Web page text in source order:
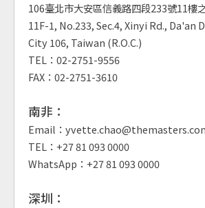
106臺北市大安區信義路四段233號11樓
11F-1, No.233, Sec.4, Xinyi Rd., Da'an
City 106, Taiwan (R.O.C.)
TEL：02-2751-9556
FAX：02-2751-3610
南非：
Email：
TEL：+27 81 093 0000
WhatsApp：+27 81 093 0000
深圳：